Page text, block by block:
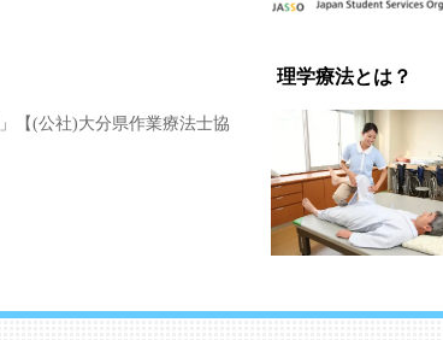
【(公社)大分県作業療法士協
理学療法とは？